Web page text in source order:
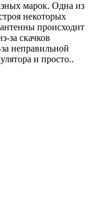
марок. Одна из
некоторых
происходит
за скачков
неправильной
и просто..